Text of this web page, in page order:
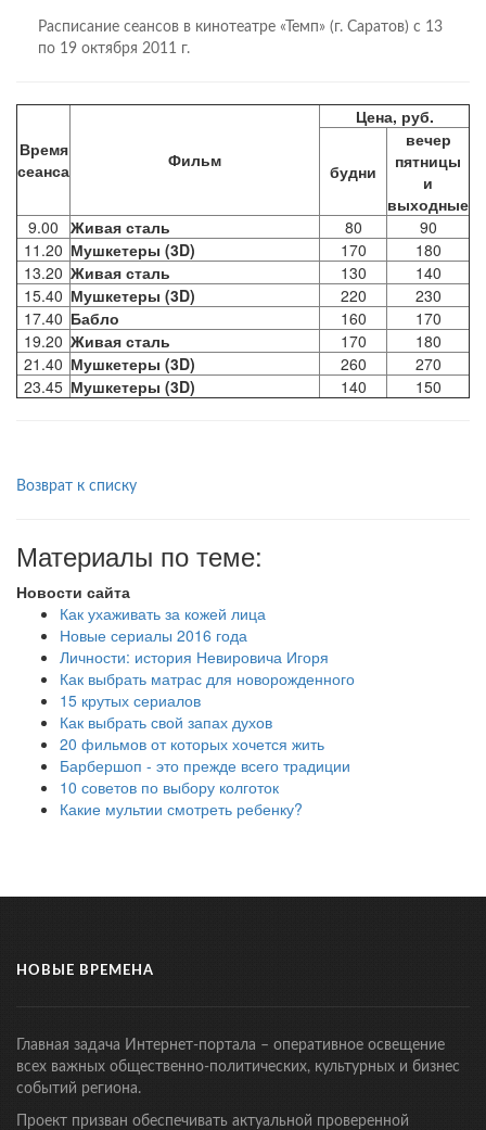
Расписание сеансов в кинотеатре «Темп» (г. Саратов) с 13
по 19 октября 2011 г.
Время
сеанса
Фильм
Цена, руб.
будни
вечер
пятницы
и
выходные
9.00 Живая сталь 80
90
11.20 Мушкетеры (3D) 170
180
13.20 Живая сталь 130
140
15.40 Мушкетеры (3D) 220
230
17.40 Бабло 160
170
19.20 Живая сталь 170
180
21.40 Мушкетеры (3D) 260
270
23.45 Мушкетеры (3D) 140 150
Возврат к списку
Материалы по теме:
Новости сайта
Как ухаживать за кожей лица
Новые сериалы 2016 года
Личности: история Невировича Игоря
Как выбрать матрас для новорожденного
15 крутых сериалов
Как выбрать свой запах духов
20 фильмов от которых хочется жить
Барбершоп - это прежде всего традиции
10 советов по выбору колготок
Какие мультии смотреть ребенку?
НОВЫЕ ВРЕМЕНА
Главная задача Интернет-портала – оперативное освещение
всех важных общественно-политических, культурных и бизнес
событий региона.
Проект призван обеспечивать актуальной проверенной